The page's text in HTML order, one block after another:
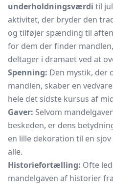
underholdningsværdi til
aktivitet, der bryder den
og tilføjer spænding til
for dem der finder
deltager i dramaet ved at
Spenning: Den mystik, der
mandlen, skaber en
hele det sidste kursus af
Gaver: Selvom
beskeden, er dens
en lille dekoration til en
alle.
Historiefortælling: Ofte
mandelgaven af historier